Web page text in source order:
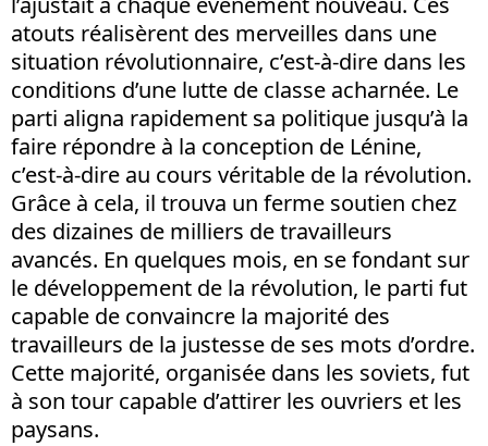
atouts réalisèrent des merveilles dans une
situation révolutionnaire, c’est-à-dire dans les
conditions d’une lutte de classe acharnée. Le
parti aligna rapidement sa politique jusqu’à la
faire répondre à la conception de Lénine,
c’est-à-dire au cours véritable de la révolution.
Grâce à cela, il trouva un ferme soutien chez
des dizaines de milliers de travailleurs
avancés. En quelques mois, en se fondant sur
le développement de la révolution, le parti fut
capable de convaincre la majorité des
travailleurs de la justesse de ses mots d’ordre.
Cette majorité, organisée dans les soviets, fut
à son tour capable d’attirer les ouvriers et les
paysans.